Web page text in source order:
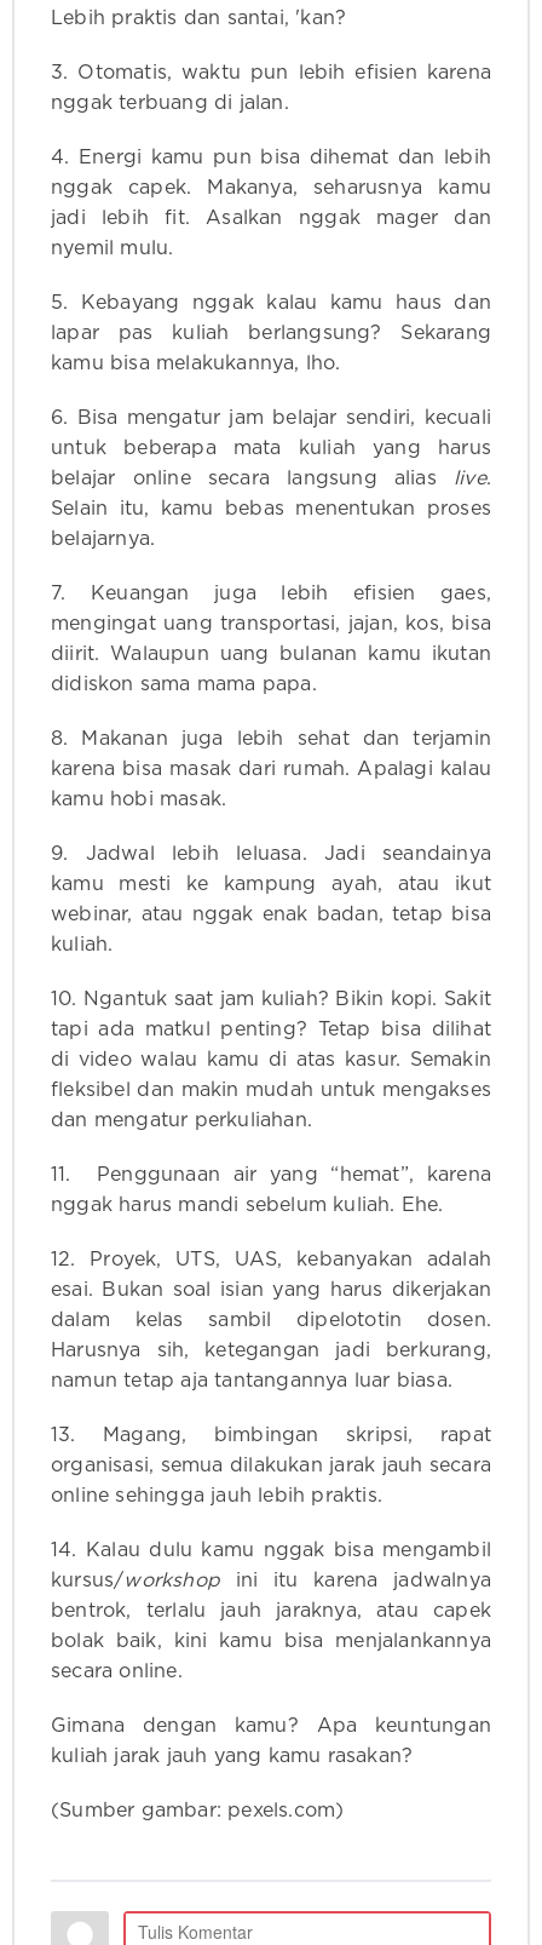
Lebih praktis dan santai, 'kan?
3. Otomatis, waktu pun lebih efisien karena
nggak terbuang di jalan.
4. Energi kamu pun bisa dihemat dan lebih
nggak capek. Makanya, seharusnya kamu
jadi lebih fit. Asalkan nggak mager dan
nyemil mulu.
5. Kebayang nggak kalau kamu haus dan
lapar pas kuliah berlangsung? Sekarang
kamu bisa melakukannya, lho.
6. Bisa mengatur jam belajar sendiri, kecuali
untuk beberapa mata kuliah yang harus
belajar online secara langsung alias live.
Selain itu, kamu bebas menentukan proses
belajarnya.
7. Keuangan juga lebih efisien gaes,
mengingat uang transportasi, jajan, kos, bisa
diirit. Walaupun uang bulanan kamu ikutan
didiskon sama mama papa.
8. Makanan juga lebih sehat dan terjamin
karena bisa masak dari rumah. Apalagi kalau
kamu hobi masak.
9. Jadwal lebih leluasa. Jadi seandainya
kamu mesti ke kampung ayah, atau ikut
webinar, atau nggak enak badan, tetap bisa
kuliah.
10. Ngantuk saat jam kuliah? Bikin kopi. Sakit
tapi ada matkul penting? Tetap bisa dilihat
di video walau kamu di atas kasur. Semakin
fleksibel dan makin mudah untuk mengakses
dan mengatur perkuliahan.
11. Penggunaan air yang “hemat”, karena
nggak harus mandi sebelum kuliah. Ehe.
12. Proyek, UTS, UAS, kebanyakan adalah
esai. Bukan soal isian yang harus dikerjakan
dalam kelas sambil dipelototin dosen.
Harusnya sih, ketegangan jadi berkurang,
namun tetap aja tantangannya luar biasa.
13. Magang, bimbingan skripsi, rapat
organisasi, semua dilakukan jarak jauh secara
online sehingga jauh lebih praktis.
14. Kalau dulu kamu nggak bisa mengambil
kursus/workshop ini itu karena jadwalnya
bentrok, terlalu jauh jaraknya, atau capek
bolak baik, kini kamu bisa menjalankannya
secara online.
Gimana dengan kamu? Apa keuntungan
kuliah jarak jauh yang kamu rasakan?
(Sumber gambar: pexels.com)